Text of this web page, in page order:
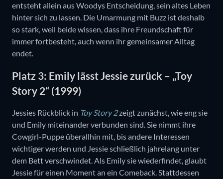
entsteht allein aus Woodys Entscheidung, sein altes Leben
hinter sich zu lassen. Die Umarmung mit Buzz ist deshalb
so stark, weil beide wissen, dass ihre Freundschaft für
immer fortbesteht, auch wenn ihr gemeinsamer Alltag
endet.
Platz 3: Emily lässt Jessie zurück – „Toy
Story 2“ (1999)
Jessies Rückblick in Toy Story 2zeigt zunächst, wie eng sie
und Emily miteinander verbunden sind. Sie nimmt ihre
Cowgirl-Puppe überallhin mit, bis andere Interessen
wichtiger werden und Jessie schließlich jahrelang unter
dem Bett verschwindet. Als Emily sie wiederfindet, glaubt
Jessie für einen Moment an ein Comeback. Stattdessen